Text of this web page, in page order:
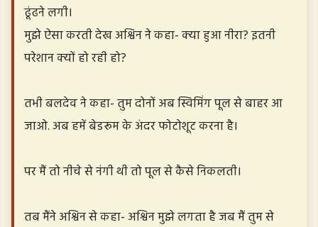
ढूंढने लगी।
मुझे ऐसा करती देख अश्विन ने कहा- क्या हुआ नीरा? इतनी
परेशान क्यों हो रही हो?
तभी बलदेव ने कहा- तुम दोनों अब स्विमिंग पूल से बाहर आ
जाओ. अब हमें बेडरूम के अंदर फोटोशूट करना है।
पर मैं तो नीचे से नंगी थी तो पूल से कैसे निकलती।
तब मैंने अश्विन से कहा- अश्विन मुझे लगता है जब मैं तुम से